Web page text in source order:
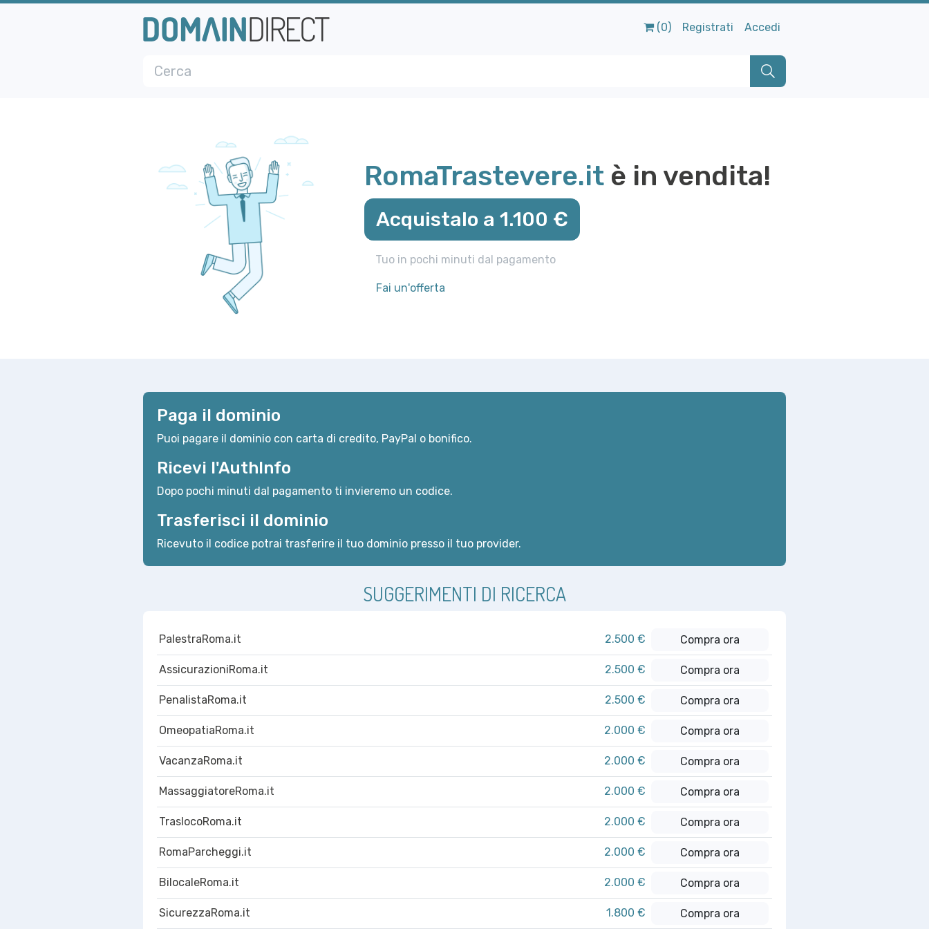
(0) Registrati Accedi
RomaTrastevere.itè in vendita!
Acquistalo a 1.100 €
Tuo in pochi minuti dal pagamento
Fai un'offerta
Paga il dominio
Puoi pagare il dominio con carta di credito, PayPal o bonifico.
Ricevi l'AuthInfo
Dopo pochi minuti dal pagamento ti invieremo un codice.
Trasferisci il dominio
Ricevuto il codice potrai trasferire il tuo dominio presso il tuo provider.
SUGGERIMENTI DI RICERCA
PalestraRoma.it 2.500 € Compra ora
AssicurazioniRoma.it 2.500 € Compra ora
PenalistaRoma.it 2.500 € Compra ora
OmeopatiaRoma.it 2.000 € Compra ora
VacanzaRoma.it 2.000 € Compra ora
MassaggiatoreRoma.it 2.000 € Compra ora
TraslocoRoma.it 2.000 € Compra ora
RomaParcheggi.it 2.000 € Compra ora
BilocaleRoma.it 2.000 € Compra ora
SicurezzaRoma.it 1.800 € Compra ora